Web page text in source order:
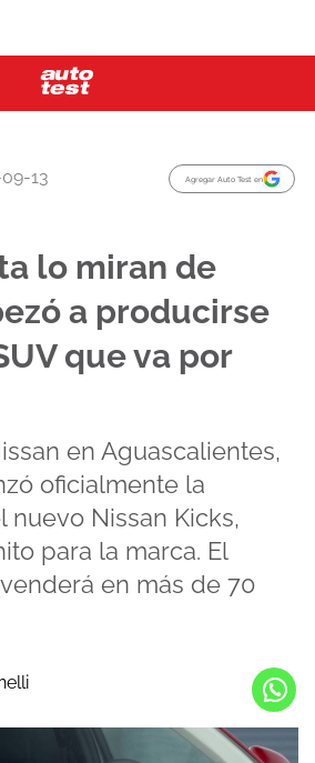
13 Agregar Auto Test en
lo miran de
a producirse
que va por
en Aguascalientes,
oficialmente la
Nissan Kicks,
para la marca. El
en más de 70